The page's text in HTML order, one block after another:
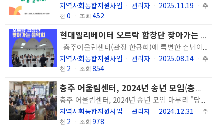
지역사회통합지원사업 관리자 2025.11.19
추
천 0 조회 452
현대엘리베이터 오르락 합창단 찾아가는 음악회 실시
충주어울림센터(관장 한금희)에 특별한 손님이 방문해 주셨습니다. 현대엘리베이터 오르락 합창단의 찾아가는 음악회가 8월 13일(수) 우리 센터에서 진행되었습니다. 충주시 거주하는 장애인으로 구성된 오르락 합창단은 1시간이라는 시간 동안 희망, 우정, 감사 메시지를 담은 노래를 멋진 화음으로 전해 주었습니다. 아름다운 선율의 노래 뿐만 아니라 우리에게 익숙한 트로트 메들리를 들려주며 이용인과 하나되는 공연을 만들어주었습니다. 오늘 자리에는 장애인보호작업장 ZAN 이용인 분들이 함께 해주셔서 더욱 풍성하고 흥겨운 시간이 될 수 있었습니다. 의미 있는 하루를 만들어주신 현대엘리베이터 합창단에 감사드리며 우리 센터는 이용인의 일상 속 즐거움을 전하기 위해 함께 노력하겠습니다. 감사합니다.
지역사회통합지원사업 관리자 2025.08.14
추
천 2 조회 854
충주 어울림센터, 2024년 송년 모임(충북일보)
충주 어울림센터, 2024년 송년 모임 마무리 "당신이 있어 건강하고 행복했습니다" 성료 클릭하면 확대이미지를 볼 수 있습니다. 충주어울림센터 마련한 2024년 송년 모임 '당신이 있어 건강하고 행복했습니다' 참석자들이 공연을 즐기고 있다. ⓒ 충주어울림센터 ［충북일보］ 사회복지법인 숭덕원 충주어울림센터가 지난 23일 2024년 송년 모임 '당신이 있어 건강하고 행복했습니다'를 열었다. 송년 모임은 연 1회 진행하는 행사로 정신장애인 당사자가 동료, 가족, 후원자, 종사자와 함께 한 해를 되돌아보며 추억을 되새기고 한 해를 뜻깊게 마무리한다. 충주어울림센터는 이날 1부 개회식, 2부 대한가수협회 충북지회 후원 공연, 3부 이용인 공연 순으로 기관 이용인과 가족을 대상으로 진행했다. 한금희 관장은 "대한가수협회 충북지회의 후원으로 좋은 장소에서 식사와 공연을 가족, 후원자분들이 함께 하며 한 해를 마무리해 더욱 뜻깊은 시간이 됐다"며 "올 한 해 이용인 분들의 노력과 가족, 후원자분들의 지원으로 잘 보낼 수 있었던 것처럼 내년도 함께 건강하고 행복하게 보낼 수 있길 바란다"고 말했다. 행사에 참여한 한 정신장애인은 "연말에 풍요롭고 행복한 시간을 보낼 수 있어 아주 즐겁고 좋았다"며 "이런 시간을 마련해준 센터와 대한가수협회 충북지회에 감사드린다"고 소감을 밝혔다. 한편, 충주어울림센터는 정신건강에 어려움을 겪고 있는 사람들을 대상으로 사회적응, 취업 지원, 일상을 통한 회복지원, 상담 등의 서비스를 제공해 일상생활과 회복을 돕는 정신 재활시설로 문의는 전화(856-0509)로 하면 된다. 충주 / 윤호노기자
지역사회통합지원사업 관리자 2024.12.31
추
천 2 조회 978